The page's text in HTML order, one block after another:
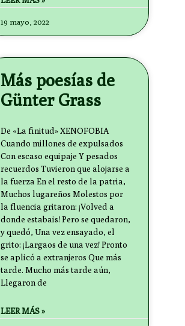
19 mayo, 2022
Más poesías de
Günter Grass
De «La finitud» XENOFOBIA
Cuando millones de expulsados
Con escaso equipaje Y pesados
recuerdos Tuvieron que alojarse a
la fuerza En el resto de la patria,
Muchos lugareños Molestos por
la fluencia gritaron: ¡Volved a
donde estabais! Pero se quedaron,
y quedó, Una vez ensayado, el
grito: ¡Largaos de una vez! Pronto
se aplicó a extranjeros Que más
tarde. Mucho más tarde aún,
Llegaron de
LEER MÁS »